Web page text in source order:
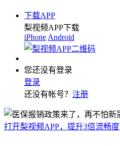
下载APP
梨视频APP下载
iPhone Android
您还没有登录
登录
还没有帐号？ 注册
打开梨视频APP，提升3倍流畅度